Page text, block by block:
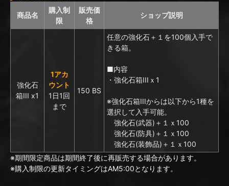
商品名
購入制
限
販売価
格
ショップ説明
強化石
箱III x1
1アカ
ウント
1日1回
まで
150 BS
任意の強化石＋１を100個入手で
きる箱。
■内容
・強化石箱IIIｘ1
※強化石箱IIIからは以下から1種を
選択して入手可能。
強化石(武器)＋１ｘ100
強化石(防具)＋１ｘ100
強化石(装飾品)＋１ｘ100
※期間限定商品は期間終了後に再販売する場合があります。
※購入制限の更新タイミングはAM5:00となります。